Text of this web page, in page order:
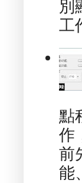
別
工
點
作
前
能